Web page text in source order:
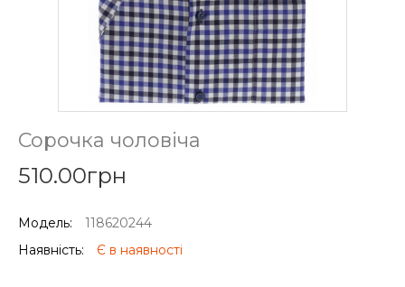
Сорочка чоловіча
510.00грн
Модель:
118620244
Наявність:
Є в наявності